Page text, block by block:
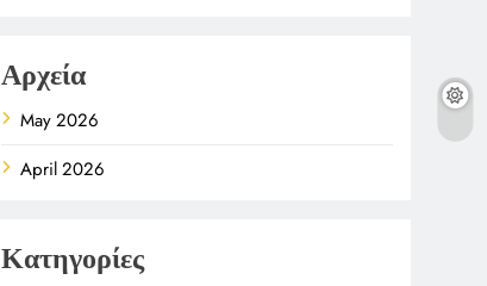
Αρχεία
May 2026
April 2026
Κατηγορίες